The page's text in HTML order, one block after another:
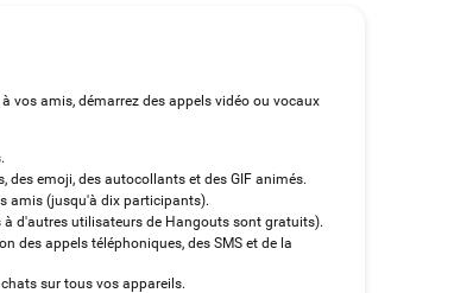
vos amis, démarrez des appels vidéo ou vocaux
des emoji, des autocollants et des GIF animés.
amis (jusqu'à dix participants).
à d'autres utilisateurs de Hangouts sont gratuits).
des appels téléphoniques, des SMS et de la
sur tous vos appareils.